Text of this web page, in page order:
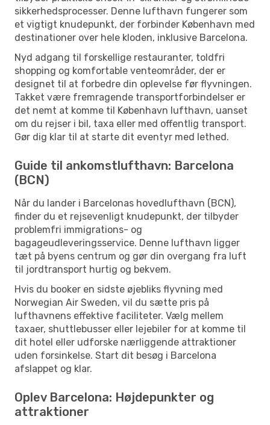
sikkerhedsprocesser. Denne lufthavn fungerer som
et vigtigt knudepunkt, der forbinder København med
destinationer over hele kloden, inklusive Barcelona.
Nyd adgang til forskellige restauranter, toldfri
shopping og komfortable venteområder, der er
designet til at forbedre din oplevelse før flyvningen.
Takket være fremragende transportforbindelser er
det nemt at komme til København lufthavn, uanset
om du rejser i bil, taxa eller med offentlig transport.
Gør dig klar til at starte dit eventyr med lethed.
Guide til ankomstlufthavn: Barcelona
(BCN)
Når du lander i Barcelonas hovedlufthavn (BCN),
finder du et rejsevenligt knudepunkt, der tilbyder
problemfri immigrations- og
bagageudleveringsservice. Denne lufthavn ligger
tæt på byens centrum og gør din overgang fra luft
til jordtransport hurtig og bekvem.
Hvis du booker en sidste øjebliks flyvning med
Norwegian Air Sweden, vil du sætte pris på
lufthavnens effektive faciliteter. Vælg mellem
taxaer, shuttlebusser eller lejebiler for at komme til
dit hotel eller udforske nærliggende attraktioner
uden forsinkelse. Start dit besøg i Barcelona
afslappet og klar.
Oplev Barcelona: Højdepunkter og
attraktioner